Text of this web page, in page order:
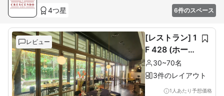
4つ星 6件のスペース
レビュー
[レストラン] 1
F 428 (ホール
60席+ルーム1
0席)
30~70名
3件のレイアウト
1人あたり予想価格